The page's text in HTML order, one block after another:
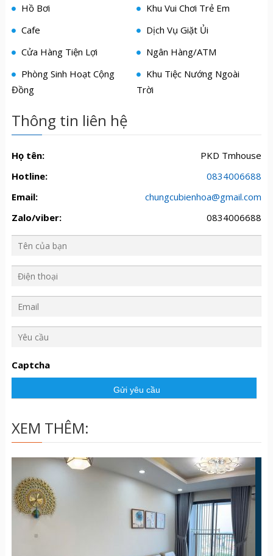
Hồ Bơi
Khu Vui Chơi Trẻ Em
Cafe
Dịch Vụ Giặt Ủi
Cửa Hàng Tiện Lợi
Ngân Hàng/ATM
Phòng Sinh Hoạt Cộng
Đồng
Khu Tiệc Nướng Ngoài
Trời
Thông tin liên hệ
Họ tên:
PKD Tmhouse
Hotline:
0834006688
Email:
chungcubienhoa@gmail.com
Zalo/viber:
0834006688
c
ầ
Captcha
XEM THÊM: